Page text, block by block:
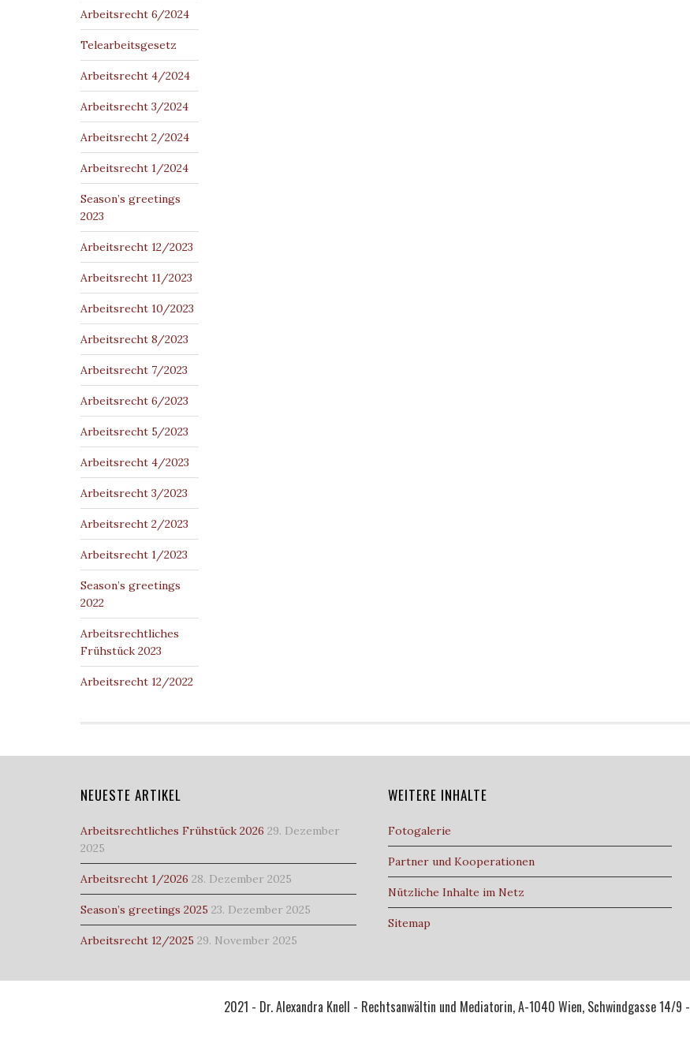
Arbeitsrecht 6/2024
Telearbeitsgesetz
Arbeitsrecht 4/2024
Arbeitsrecht 3/2024
Arbeitsrecht 2/2024
Arbeitsrecht 1/2024
Season’s greetings
2023
Arbeitsrecht 12/2023
Arbeitsrecht 11/2023
Arbeitsrecht 10/2023
Arbeitsrecht 8/2023
Arbeitsrecht 7/2023
Arbeitsrecht 6/2023
Arbeitsrecht 5/2023
Arbeitsrecht 4/2023
Arbeitsrecht 3/2023
Arbeitsrecht 2/2023
Arbeitsrecht 1/2023
Season’s greetings
2022
Arbeitsrechtliches
Frühstück 2023
Arbeitsrecht 12/2022
NEUESTE ARTIKEL
Arbeitsrechtliches Frühstück 2026 29. Dezember
2025
Arbeitsrecht 1/2026 28. Dezember 2025
Season’s greetings 2025 23. Dezember 2025
Arbeitsrecht 12/2025 29. November 2025
WEITERE INHALTE
Fotogalerie
Partner und Kooperationen
Nützliche Inhalte im Netz
Sitemap
2021 - Dr. Alexandra Knell - Rechtsanwältin und Mediatorin, A-1040 Wien, Schwindgasse 14/9 -